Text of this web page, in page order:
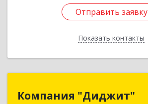
Отправить заявку
Показать контакты
Отправить заявку
Назад
Компания "Диджит"